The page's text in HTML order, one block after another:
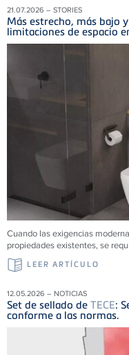
21.07.2026 – STORIES
Más estrecho, más bajo
limitaciones de espacio
Cuando las exigencias
propiedades existentes, se
LEER ARTÍCULO
12.05.2026 – NOTICIAS
Set de sellado de TECE:
conforme a las normas.